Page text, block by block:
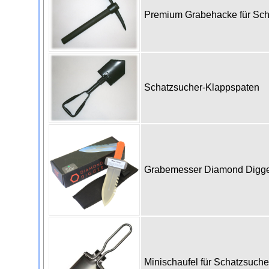
Premium Grabehacke für
Schatzsucher-Klappspaten
Grabemesser Diamond
Minischaufel für